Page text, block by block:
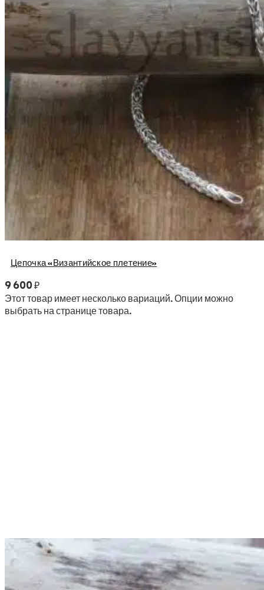
Цепочка «Византийское плетение»
9 600₽
Этот товар имеет несколько вариаций. Опции можно
выбрать на странице товара.